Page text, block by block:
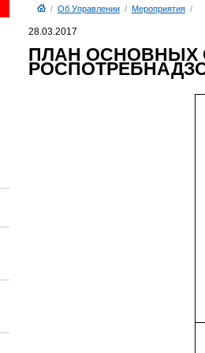
/ Об Управлении/ Мероприятия/
28.03.2017
ПЛАН ОСНОВНЫХ